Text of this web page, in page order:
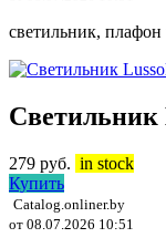
светильник,
Светильник
279 руб. in stock
Купить
Catalog.onliner.by
от 08.07.2026 10:51